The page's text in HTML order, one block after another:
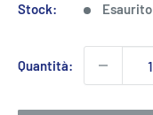
Stock: Esaurito
Quantità: